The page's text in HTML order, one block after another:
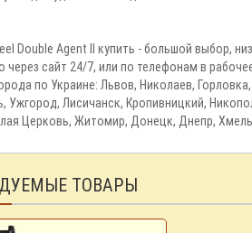
Double Agent II купить - большой выбор,
через сайт 24/7, или по телефонам в
по Украине: Львов, Николаев,
Ужгород, Лисичанск, Кропивницкий,
Церковь, Житомир, Донецк, Днепр,
ТОВАРЫ